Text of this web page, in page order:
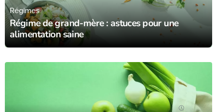
Régime de grand-mère : astuces pour une
alimentation saine
Régimes
15/08/23